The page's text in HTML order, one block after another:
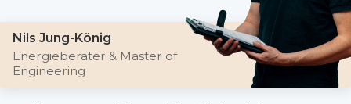
Nils Jung-König
Energieberater & Master of
Engineering